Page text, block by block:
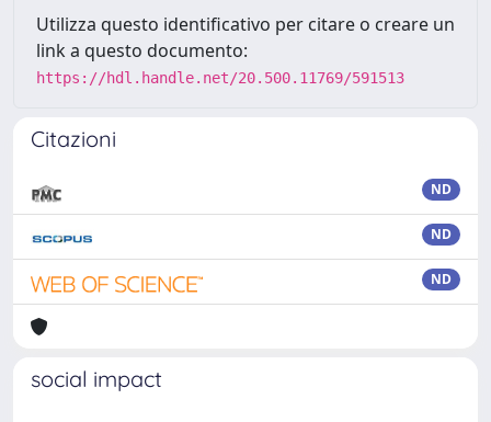
Utilizza questo identificativo per citare o creare un
link a questo documento:
https://hdl.handle.net/20.500.11769/591513
Citazioni
ND
ND
ND
social impact